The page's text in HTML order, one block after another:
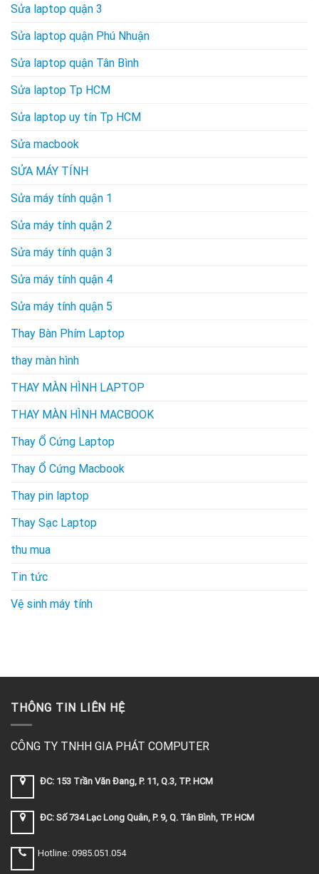
Sửa laptop quận 3
Sửa laptop quận Phú Nhuận
Sửa laptop quận Tân Bình
Sửa laptop Tp HCM
Sửa laptop uy tín Tp HCM
Sửa macbook
SỬA MÁY TÍNH
Sửa máy tính quận 1
Sửa máy tính quận 2
Sửa máy tính quận 3
Sửa máy tính quận 4
Sửa máy tính quận 5
Thay Bàn Phím Laptop
thay màn hình
THAY MÀN HÌNH LAPTOP
THAY MÀN HÌNH MACBOOK
Thay Ổ Cứng Laptop
Thay Ổ Cứng Macbook
Thay pin laptop
Thay Sạc Laptop
thu mua
Tin tức
Vệ sinh máy tính
THÔNG TIN LIÊN HỆ
CÔNG TY TNHH GIA PHÁT COMPUTER
ĐC: 153 Trần Văn Đang, P. 11, Q.3, TP. HCM
ĐC: Số 734 Lạc Long Quân, P. 9, Q. Tân Bình, TP. HCM
Hotline: 0985.051.054